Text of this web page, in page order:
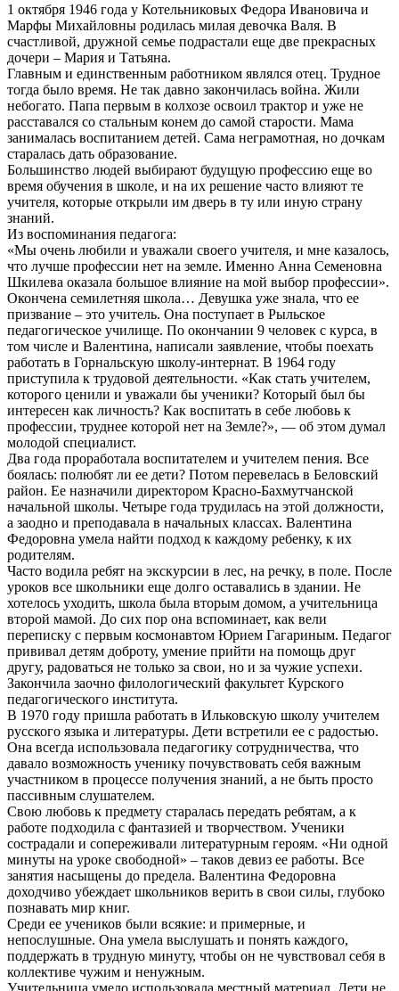
1 октября 1946 года у Котельниковых Федора Ивановича и
Марфы Михайловны родилась милая девочка Валя. В
счастливой, дружной семье подрастали еще две прекрасных
дочери – Мария и Татьяна.
Главным и единственным работником являлся отец. Трудное
тогда было время. Не так давно закончилась война. Жили
небогато. Папа первым в колхозе освоил трактор и уже не
расставался со стальным конем до самой старости. Мама
занималась воспитанием детей. Сама неграмотная, но дочкам
старалась дать образование.
Большинство людей выбирают будущую профессию еще во
время обучения в школе, и на их решение часто влияют те
учителя, которые открыли им дверь в ту или иную страну
знаний.
Из воспоминания педагога:
«Мы очень любили и уважали своего учителя, и мне казалось,
что лучше профессии нет на земле. Именно Анна Семеновна
Шкилева оказала большое влияние на мой выбор профессии».
Окончена семилетняя школа… Девушка уже знала, что ее
призвание – это учитель. Она поступает в Рыльское
педагогическое училище. По окончании 9 человек с курса, в
том числе и Валентина, написали заявление, чтобы поехать
работать в Горнальскую школу-интернат. В 1964 году
приступила к трудовой деятельности. «Как стать учителем,
которого ценили и уважали бы ученики? Который был бы
интересен как личность? Как воспитать в себе любовь к
профессии, труднее которой нет на Земле?», — об этом думал
молодой специалист.
Два года проработала воспитателем и учителем пения. Все
боялась: полюбят ли ее дети? Потом перевелась в Беловский
район. Ее назначили директором Красно-Бахмутчанской
начальной школы. Четыре года трудилась на этой должности,
а заодно и преподавала в начальных классах. Валентина
Федоровна умела найти подход к каждому ребенку, к их
родителям.
Часто водила ребят на экскурсии в лес, на речку, в поле. После
уроков все школьники еще долго оставались в здании. Не
хотелось уходить, школа была вторым домом, а учительница
второй мамой. До сих пор она вспоминает, как вели
переписку с первым космонавтом Юрием Гагариным. Педагог
прививал детям доброту, умение прийти на помощь друг
другу, радоваться не только за свои, но и за чужие успехи.
Закончила заочно филологический факультет Курского
педагогического института.
В 1970 году пришла работать в Ильковскую школу учителем
русского языка и литературы. Дети встретили ее с радостью.
Она всегда использовала педагогику сотрудничества, что
давало возможность ученику почувствовать себя важным
участником в процессе получения знаний, а не быть просто
пассивным слушателем.
Свою любовь к предмету старалась передать ребятам, а к
работе подходила с фантазией и творчеством. Ученики
сострадали и сопереживали литературным героям. «Ни одной
минуты на уроке свободной» – таков девиз ее работы. Все
занятия насыщены до предела. Валентина Федоровна
доходчиво убеждает школьников верить в свои силы, глубоко
познавать мир книг.
Среди ее учеников были всякие: и примерные, и
непослушные. Она умела выслушать и понять каждого,
поддержать в трудную минуту, чтобы он не чувствовал себя в
коллективе чужим и ненужным.
Учительница умело использовала местный материал. Дети не